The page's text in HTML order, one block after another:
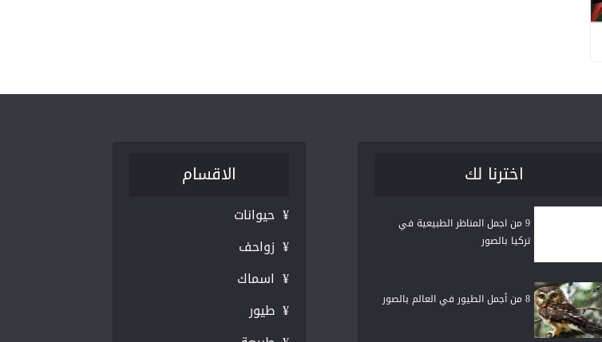
اخترنا لك
9 من اجمل المناظر الطبيعية في
تركيا بالصور
8 من أجمل الطيور في العالم بالصور
الاقسام
¥ حيوانات
¥ زواحف
¥ اسماك
¥ طيور